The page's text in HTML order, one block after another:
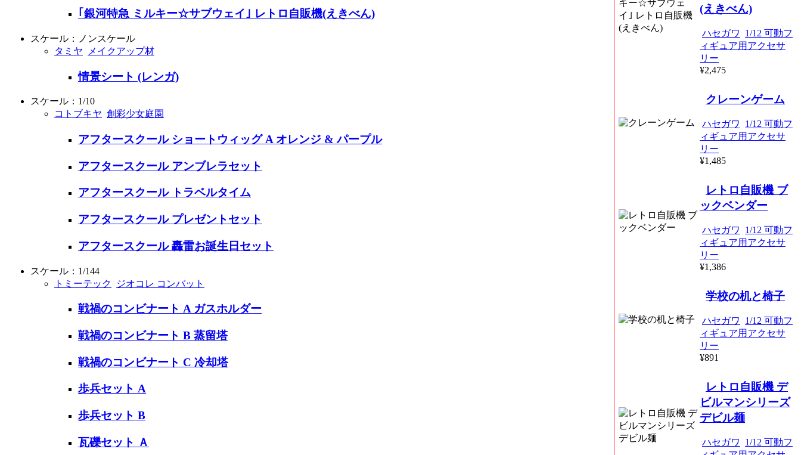
｢銀河特急 ミルキー☆サブウェイ｣ レトロ自販機(えきべん)
スケール：ノンスケール
タミヤ
メイクアップ材
情景シート (レンガ)
スケール：1/10
コトブキヤ 創彩少女庭園
アフタースクール ショートウィッグ A オレンジ & パープル
アフタースクール アンブレラセット
アフタースクール トラベルタイム
アフタースクール プレゼントセット
アフタースクール 轟雷お誕生日セット
スケール：1/144
トミーテック
ジオコレ コンバット
戦禍のコンビナート A ガスホルダー
戦禍のコンビナート B 蒸留塔
戦禍のコンビナート C 冷却塔
歩兵セット A
歩兵セット B
瓦礫セット Ａ
(えきべん)
ハセガワ
1/12 可動フ
ィギュア用アクセサ
リー
¥2,475
クレーンゲーム
ハセガワ
1/12 可動フ
ィギュア用アクセサ
リー
¥1,485
レトロ自販機 ブ
ックベンダー
ハセガワ
1/12 可動フ
ィギュア用アクセサ
リー
¥1,386
学校の机と椅子
ハセガワ
1/12 可動フ
ィギュア用アクセサ
リー
¥891
レトロ自販機 デ
ビルマンシリーズ
デビル麺
ハセガワ
1/12 可動フ